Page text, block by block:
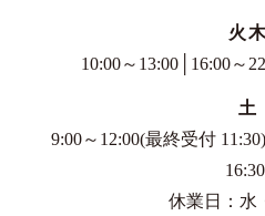
火
10:00～13:00│16:00～
土
9:00～12:00(最終受付
休業日：水